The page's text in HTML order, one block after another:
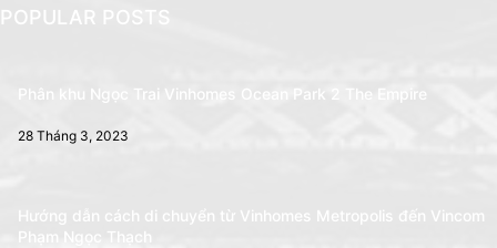
POPULAR POSTS
Phân khu Ngọc Trai Vinhomes Ocean Park 2 The Empire
28 Tháng 3, 2023
Hướng dẫn cách di chuyển từ Vinhomes Metropolis đến Vincom
Phạm Ngọc Thạch